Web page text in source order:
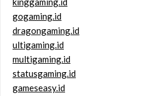
gogaming.id
dragongaming.id
ultigaming.id
multigaming.id
statusgaming.id
gameseasy.id